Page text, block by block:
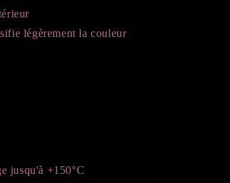
légèrement la couleur
jusqu'à +150°C